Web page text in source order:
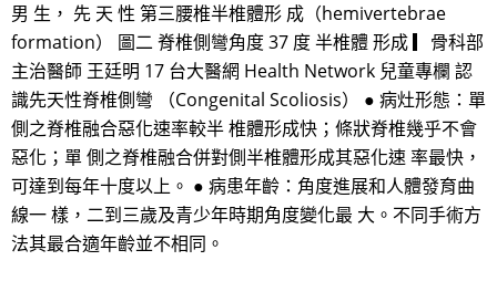
男 生， 先 天 性 第三腰椎半椎體形 成（hemivertebrae
formation） 圖二 脊椎側彎角度 37 度 半椎體 形成 ▎骨科部
主治醫師 王廷明 17 台大醫網 Health Network 兒童專欄 認
識先天性脊椎側彎 （Congenital Scoliosis） ● 病灶形態：單
側之脊椎融合惡化速率較半 椎體形成快；條狀脊椎幾乎不會
惡化；單 側之脊椎融合併對側半椎體形成其惡化速 率最快，
可達到每年十度以上。 ● 病患年齡：角度進展和人體發育曲
線一 樣，二到三歲及青少年時期角度變化最 大。不同手術方
法其最合適年齡並不相同。